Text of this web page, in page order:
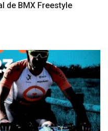
de BMX Freestyle